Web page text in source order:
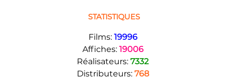
STATISTIQUES
Films: 19996
Affiches: 19006
Réalisateurs: 7332
Distributeurs: 768